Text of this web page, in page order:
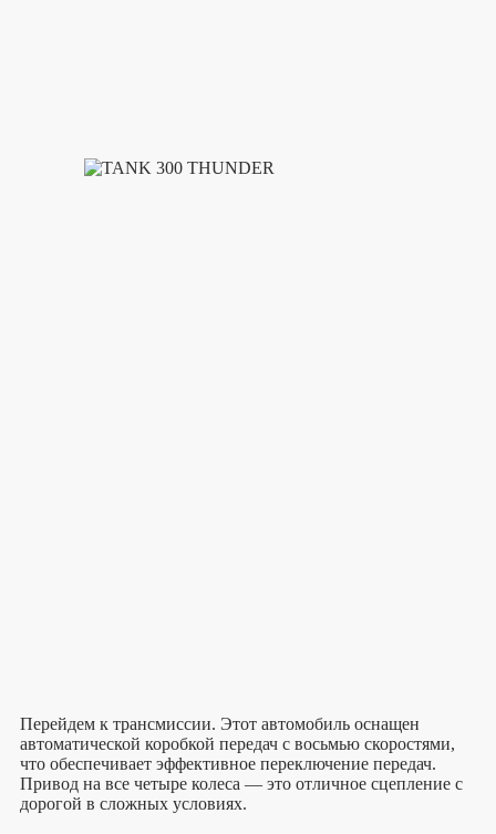
Перейдем к трансмиссии. Этот автомобиль оснащен
автоматической коробкой передач с восьмью скоростями,
что обеспечивает эффективное переключение передач.
Привод на все четыре колеса — это отличное сцепление с
дорогой в сложных условиях.